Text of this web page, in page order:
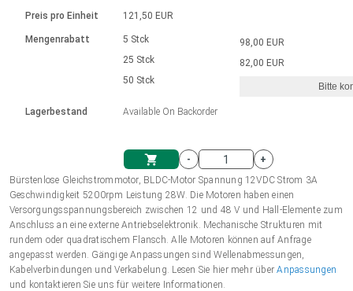
Einheitssystem
Einkaufswagen
Hubmagnete
230 - 50 Hz | 110 - 60 Hz
Drehzahlregelung für die AIS-Serie
Bürstenlose Gleichstrommotoren
mit Planetengetriebe und internem
Ø 28-42| 1-1400 rpm | <= 290Ncm
Bürstenlose DC Motor Controller
Gleichstrommotoren mit
Schneckengetriebe und Bürsten
Ø43-124mm | 31-425rpm | ≤ 41Nm
Treiber für Gleichstrommotoren mit
Synchron-Asynchron | für 1-4 Elektrozylinder
Synchron-Asynchron | für 1-4 Elektrozylinder
Français (EUR)
Polski (EUR)
Norsk (NOK)
Suomi (EUR)
Preis pro Einheit
Mengenrabatt
Lagerbestand
121,50 EUR
5 Stck
25 Stck
50 Stck
Available On Backorder
98,00 EUR
82,00 EUR
Bitte
-
+
Bürstenlose Gleichstrommotor, BLDC-Motor Spannung 12VDC Strom 3A
Geschwindigkeit 5200rpm Leistung 28W. Die Motoren haben einen
Versorgungsspannungsbereich zwischen 12 und 48 V und Hall-Elemente zum
Anschluss an eine externe Antriebselektronik. Mechanische Strukturen mit
rundem oder quadratischem Flansch. Alle Motoren können auf Anfrage
angepasst werden. Gängige Anpassungen sind Wellenabmessungen,
Kabelverbindungen und Verkabelung. Lesen Sie hier mehr überAnpassungen
und kontaktieren Sie uns für weitere Informationen.